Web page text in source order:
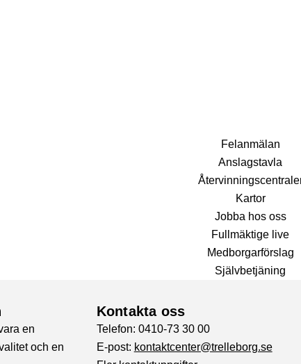
Fel­anmälan
Anslags­tavla
Kartor
Jobba hos oss
Fullmäktige live
Medborgarförslag
Självbetjäning
en
och en
Kontakta oss
Telefon: 0410-73 30 00
E-post: kontaktcenter@trelleborg.se